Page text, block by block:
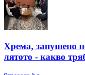
Хрема, запушено
лятотo - какво